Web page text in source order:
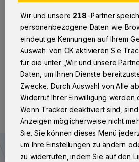
es fast nicht. Stadtführer Jürgen
Sonntag (3. Februar 2019)
entlang der Wupper zu erzählen,
erstaunen lassen.
28.01.2019 , 08:30 Uhr Eine Minute
Wir und unsere 218-Partner
personenbezogene Daten wie
eindeutige Kennungen auf Ihrem
Auswahl von OK aktivieren Sie
für die unter „Wir und unsere
Daten, um Ihnen Dienste
Zwecke. Durch Auswahl von Alle
Widerruf Ihrer Einwilligung werden
Wenn Tracker deaktiviert sind,
Anzeigen möglicherweise nicht
Sie. Sie können dieses Menü
um Ihre Einstellungen zu ändern
zu widerrufen, indem Sie auf den